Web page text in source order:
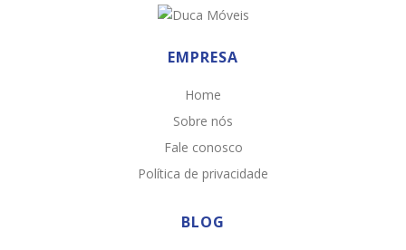
EMPRESA
Home
Sobre nós
Fale conosco
Política de privacidade
BLOG